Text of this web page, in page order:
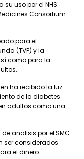
uso por el NHS
Consortium
para el
(TVP) y la
como para la
ha recibido la luz
de la diabetes
adultos como una
análisis por el SMC
ser considerados
el dinero.